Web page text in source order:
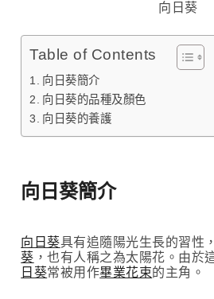
向日葵
Table of Contents
向日葵簡介
向日葵的品種及顏色
向日葵的養護
向日葵簡介
向日葵具有追隨陽光生長的習性
葵 ，也有人稱之為太陽花。由於
日葵常被用作畢業花束的主角。